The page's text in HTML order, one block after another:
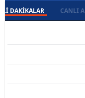
DAKIKALAR CANLI